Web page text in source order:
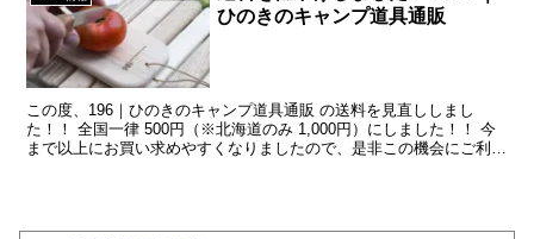
ひのきのキャンプ道具通販
この度、196｜ひのきのキャンプ道具通販 の送料を見直ししまし
た！！ 全国一律 500円（※北海道のみ 1,000円）にしました！！ 今
まで以上にお買い求めやすくなりましたので、是非この機会にご利用